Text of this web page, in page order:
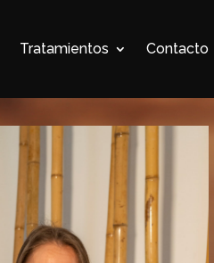
Tratamientos Contacto